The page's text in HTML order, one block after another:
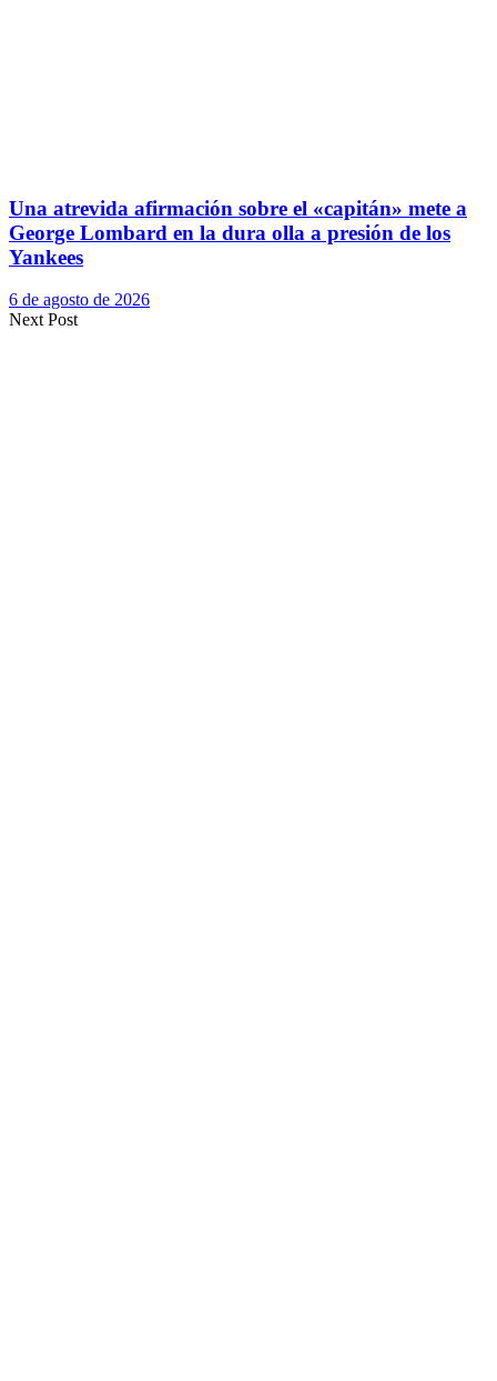
Una atrevida afirmación sobre el «capitán» mete a
George Lombard en la dura olla a presión de los
Yankees
6 de agosto de 2026
Next Post